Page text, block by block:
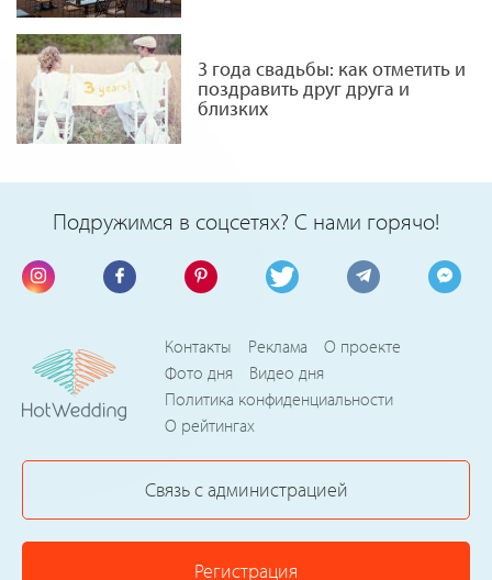
3 года свадьбы: как отметить и
поздравить друг друга и
близких
Подружимся в соцсетях? С нами горячо!
Контакты Реклама
О проекте
Фото дня
Видео дня
Политика конфиденциальности
О рейтингах
Связь с администрацией
Регистрация